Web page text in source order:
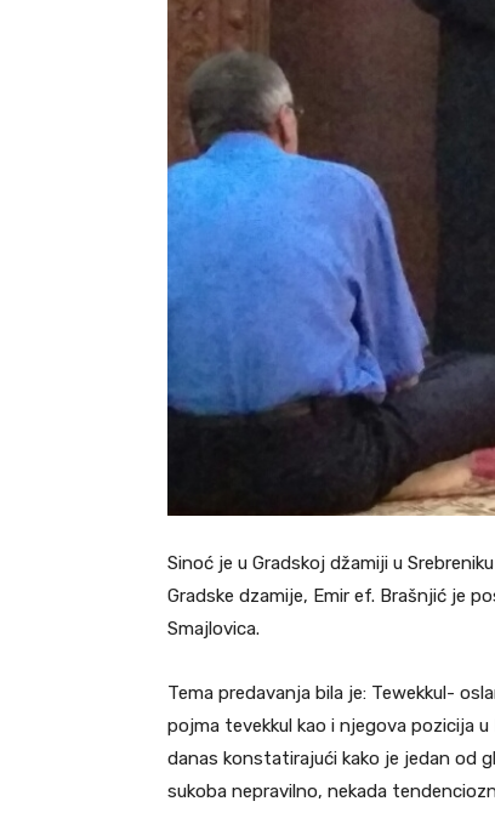
Sinoć je u Gradskoj džamiji u
Gradske dzamije, Emir ef. Brašnjić je
Smajlovica.
Tema predavanja bila je: Tewekkul-
pojma tevekkul kao i njegova pozicija
danas konstatirajući kako je jedan od
sukoba nepravilno, nekada